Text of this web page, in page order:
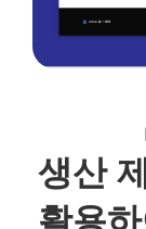
생산
활용